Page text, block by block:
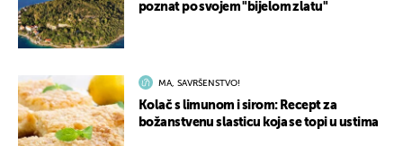
poznat po svojem "bijelom zlatu"
MA, SAVRŠENSTVO!
Kolač s limunom i sirom: Recept za
božanstvenu slasticu koja se topi u ustima